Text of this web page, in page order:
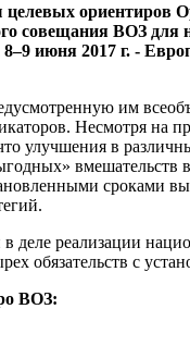
ориентиров
совещания ВОЗ для
июня 2017 г. -
им
Несмотря на
в
вмешательств
сроками
деле реализации
обязательств с
ВОЗ: